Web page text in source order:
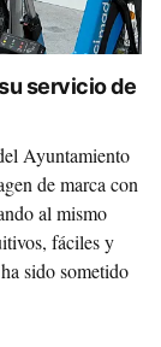
servicio de
Ayuntamiento
de marca con
al mismo
fáciles y
sido sometido